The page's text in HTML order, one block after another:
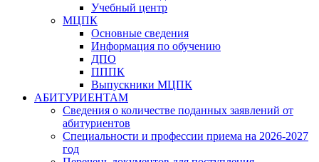
Учебный центр
МЦПК
Основные сведения
Информация по обучению
ДПО
ПППК
Выпускники МЦПК
АБИТУРИЕНТАМ
Сведения о количестве поданных заявлений от
абитуриентов
Специальности и профессии приема на 2026-2027
год